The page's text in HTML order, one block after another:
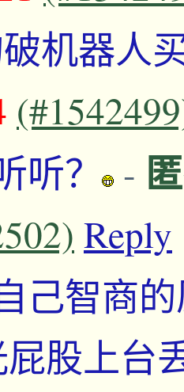
机器人
听？
-
Reply
己智商
股上台